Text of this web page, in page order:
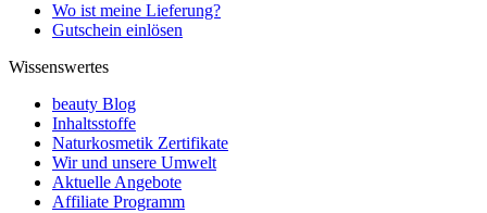
Wo ist meine Lieferung?
Gutschein einlösen
Wissenswertes
beauty Blog
Inhaltsstoffe
Naturkosmetik Zertifikate
Wir und unsere Umwelt
Aktuelle Angebote
Affiliate Programm